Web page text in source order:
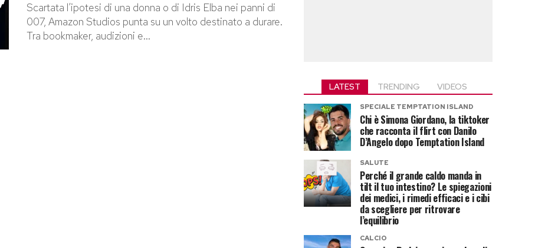
Scartata l’ipotesi di una donna o di Idris Elba nei panni di
007, Amazon Studios punta su un volto destinato a durare.
Tra bookmaker, audizioni e...
LATEST TRENDING VIDEOS
SPECIALE TEMPTATION ISLAND
Chi è Simona Giordano, la tiktoker
che racconta il flirt con Danilo
D’Angelo dopo Temptation Island
SALUTE
Perché il grande caldo manda in
tilt il tuo intestino? Le spiegazioni
dei medici, i rimedi efficaci e i cibi
da scegliere per ritrovare
l’equilibrio
CALCIO